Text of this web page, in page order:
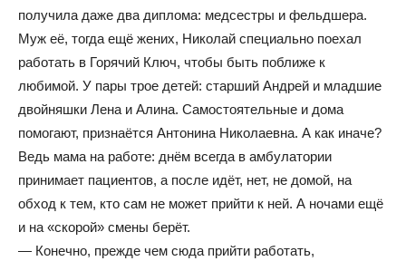
получила даже два диплома: медсестры и фельдшера.
Муж её, тогда ещё жених, Николай специально поехал
работать в Горячий Ключ, чтобы быть поближе к
любимой. У пары трое детей: старший Андрей и младшие
двойняшки Лена и Алина. Самостоятельные и дома
помогают, признаётся Антонина Николаевна. А как иначе?
Ведь мама на работе: днём всегда в амбулатории
принимает пациентов, а после идёт, нет, не домой, на
обход к тем, кто сам не может прийти к ней. А ночами ещё
и на «скорой» смены берёт.
— Конечно, прежде чем сюда прийти работать,